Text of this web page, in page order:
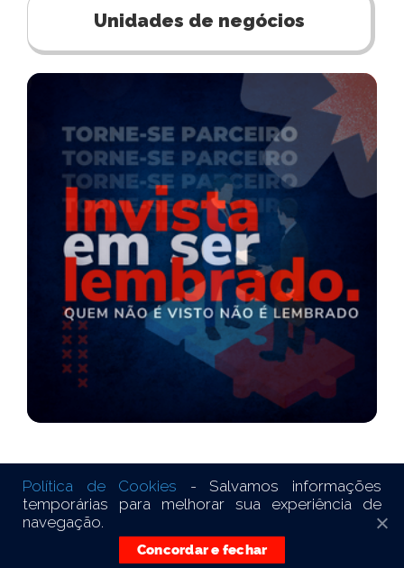
Unidades de negócios
© Copyright © 2021
Política de Cookies - Salvamos informações
temporárias para melhorar sua experiência de
navegação.
Concordar e fechar